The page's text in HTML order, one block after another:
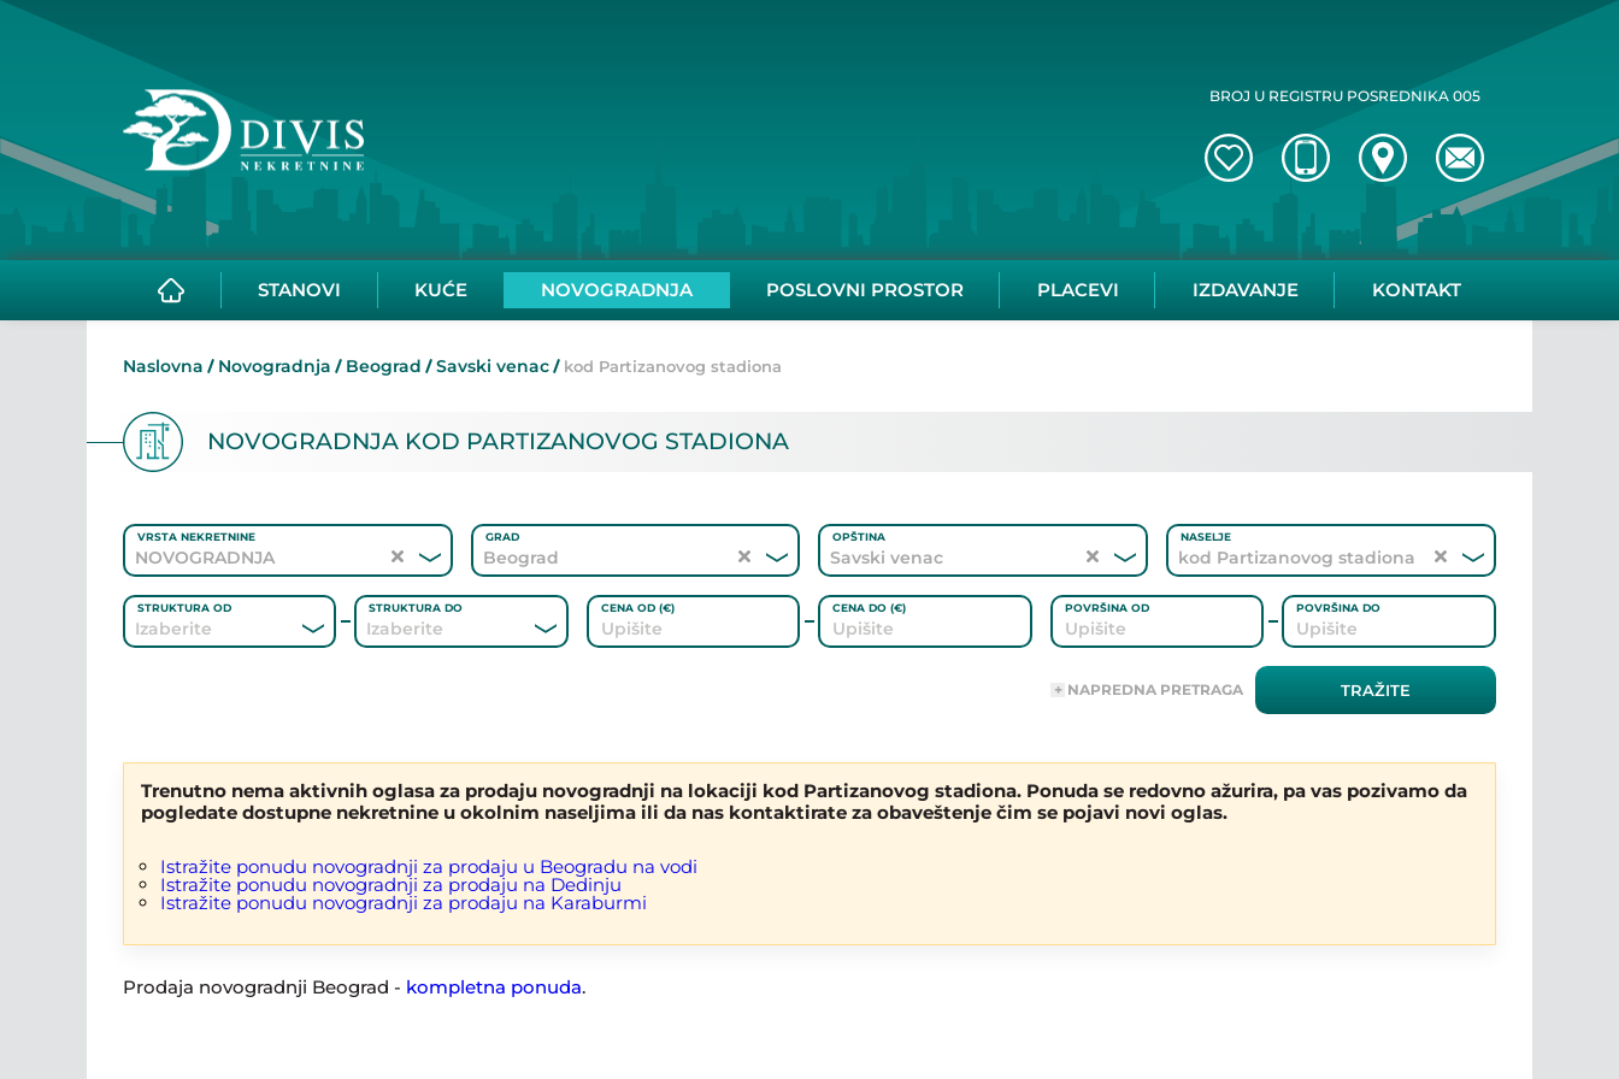
BROJ U REGISTRU POSREDNIKA 005
STANOVI KUĆE NOVOGRADNJA POSLOVNI PROSTOR PLACEVI IZDAVANJE KONTAKT
Naslovna Novogradnja Beograd Savski venac kod Partizanovog stadiona
NOVOGRADNJA KOD PARTIZANOVOG STADIONA
VRSTA NEKRETNINE
NOVOGRADNJA
GRAD
Beograd
OPŠTINA
Savski venac
NASELJE
kod Partizanovog stadiona
STRUKTURA OD STRUKTURA DO CENA OD (€) CENA DO (€) POVRŠINA OD POVRŠINA DO
KLJUČNA REČ
DUPLEKS
GARAŽA PARKING LIFT
TRAŽITE
NAPREDNA PRETRAGA
Trenutno nema aktivnih oglasa za prodaju novogradnji na lokaciji kod Partizanovog stadiona. Ponuda se redovno ažurira, pa vas pozivamo da
pogledate dostupne nekretnine u okolnim naseljima ili da nas kontaktirate za obaveštenje čim se pojavi novi oglas.
Istražite ponudu novogradnji za prodaju u Beogradu na vodi
Istražite ponudu novogradnji za prodaju na Dedinju
Istražite ponudu novogradnji za prodaju na Karaburmi
Prodaja novogradnji Beograd - kompletna ponuda.